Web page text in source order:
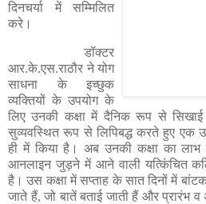
दिनचर्या में सम्मिलित
करे।
डॉक्टर
आर.के.एस.राठौर ने योग
साधना के इच्छुक
व्यक्तियों के उपयोग के
लिए उनकी कक्षा में दैनिक रूप से सिखाई
सुव्यवस्थित रूप से लिपिबद्ध करते हुए एक
ही में किया है। अब उनकी कक्षा का
आनलाइन जुड़ने में आने वाली यत्किंचित
है। उस कक्षा में सप्ताह के सात दिनों में
जाते हैं, जो बातें बताई जाती हैं और प्रारंभ व